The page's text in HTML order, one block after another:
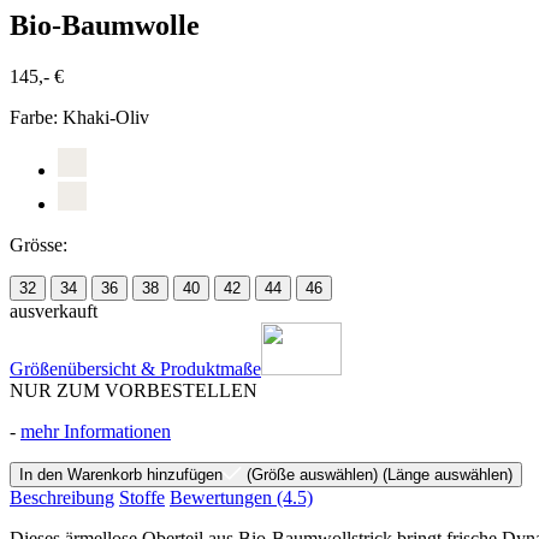
Bio-Baumwolle
145,- €
Farbe: Khaki-Oliv
Grösse:
32 34 36 38 40 42 44 46
ausverkauft
Größenübersicht & Produktmaße
NUR ZUM VORBESTELLEN
- mehr Informationen
In den Warenkorb hinzufügen (Größe auswählen) (Länge auswählen)
Beschreibung Stoffe Bewertungen (4.5)